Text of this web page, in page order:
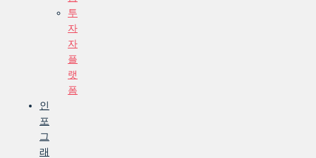
투
자
자
플
랫
폼
인
포
그
래